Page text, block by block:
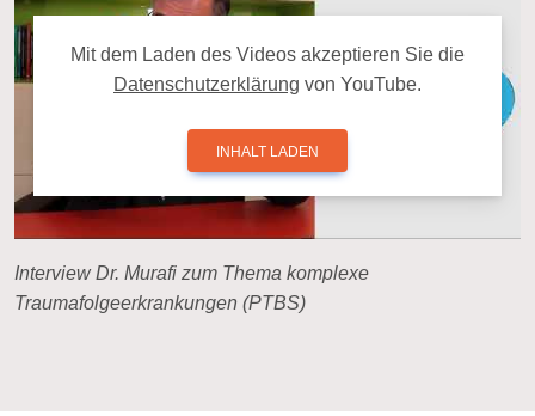
Mit dem La­den des Videos ak­zep­tie­ren Sie die
Da­ten­schutz­er­klä­rung von YouTube.
INHALT LADEN
Interview Dr. Murafi zum Thema komplexe
Traumafolgeerkrankungen (PTBS)